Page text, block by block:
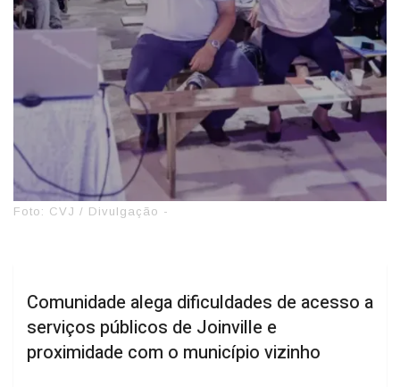
Foto: CVJ / Divulgação -
Comunidade alega dificuldades de acesso a
serviços públicos de Joinville e
proximidade com o município vizinho